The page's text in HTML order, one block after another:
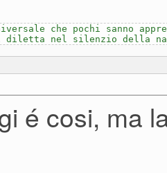
che pochi sanno
si diletta nel silenzio
é cosi, ma